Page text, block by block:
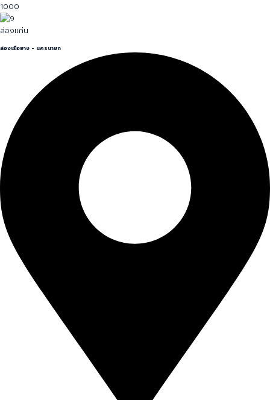
1000
ล่องแก่น
ล่องเรือยาง - นครนายก